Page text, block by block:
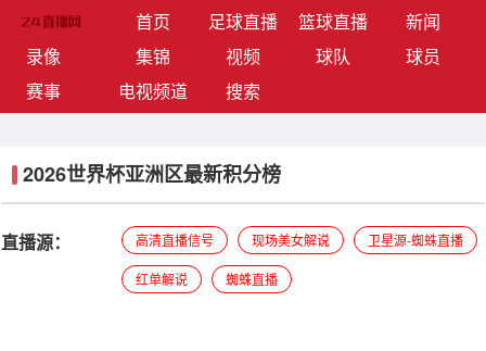
首页(current)足球直播 篮球直播
新闻
录像
集锦 视频 球队
球员
赛事
电视频道 搜索
2026世界杯亚洲区最新积分榜
直播源： 高清直播信号 现场美女解说 卫星源-蜘蛛直播
红单解说 蜘蛛直播